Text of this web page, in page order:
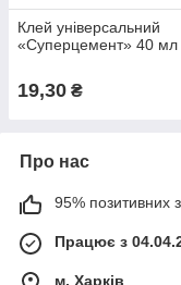
Клей універсальний
«Суперцемент» 40 мл
19,30 ₴
Про нас
95% позитивних з
Працює з
м. Харків